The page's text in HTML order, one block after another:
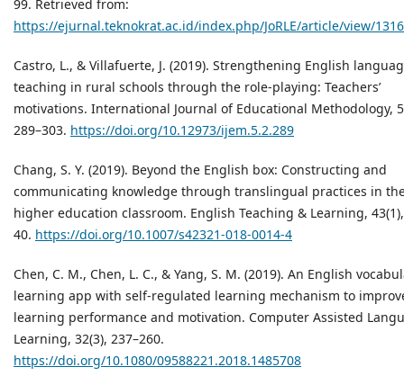
99. Retrieved from:
https://ejurnal.teknokrat.ac.id/index.php/JoRLE/article/view/
Castro, L., & Villafuerte, J. (2019). Strengthening English
teaching in rural schools through the role-playing: Teachers’
motivations. International Journal of Educational Methodology,
289–303. https://doi.org/10.12973/ijem.5.2.289
Chang, S. Y. (2019). Beyond the English box: Constructing and
communicating knowledge through translingual practices in
higher education classroom. English Teaching & Learning,
40. https://doi.org/10.1007/s42321-018-0014-4
Chen, C. M., Chen, L. C., & Yang, S. M. (2019). An English
learning app with self-regulated learning mechanism to
learning performance and motivation. Computer Assisted
Learning, 32(3), 237–260.
https://doi.org/10.1080/09588221.2018.1485708